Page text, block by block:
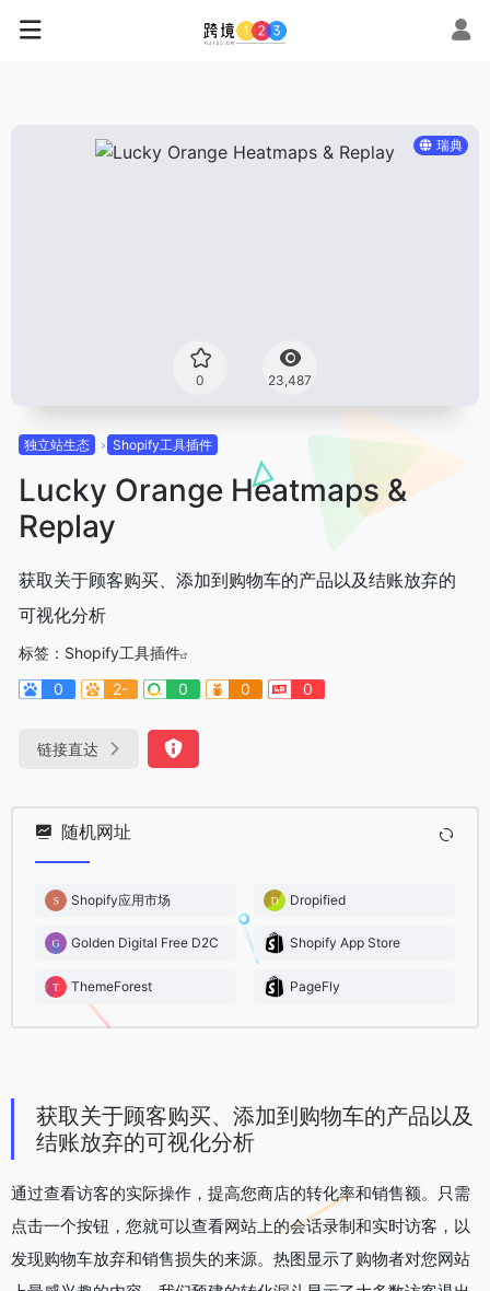
瑞典
0 23,487
独立站生态 Shopify工具插件
Lucky Orange Heatmaps &
Replay
获取关于顾客购买、添加到购物车的产品以及结账放弃的
可视化分析
标签： Shopify工具插件
0
2- 0 0 0
链接直达
随机网址
Shopify应用市场 Dropified
Golden Digital Free D2C Shopify App Store
ThemeForest PageFly
获取关于顾客购买、添加到购物车的产品以及
结账放弃的可视化分析
通过查看访客的实际操作，提高您商店的转化率和销售额。只需
点击一个按钮，您就可以查看网站上的会话录制和实时访客，以
发现购物车放弃和销售损失的来源。热图显示了购物者对您网站